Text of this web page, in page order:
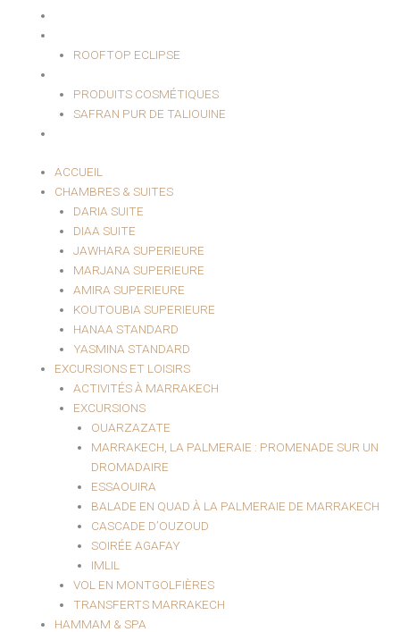
ROOFTOP ECLIPSE
PRODUITS COSMÉTIQUES
SAFRAN PUR DE TALIOUINE
ACCUEIL
CHAMBRES & SUITES
DARIA SUITE
DIAA SUITE
JAWHARA SUPERIEURE
MARJANA SUPERIEURE
AMIRA SUPERIEURE
KOUTOUBIA SUPERIEURE
HANAA STANDARD
YASMINA STANDARD
EXCURSIONS ET LOISIRS
ACTIVITÉS À MARRAKECH
EXCURSIONS
OUARZAZATE
MARRAKECH, LA PALMERAIE : PROMENADE SUR UN
DROMADAIRE
ESSAOUIRA
BALADE EN QUAD À LA PALMERAIE DE MARRAKECH
CASCADE D’OUZOUD
SOIRÉE AGAFAY
IMLIL
VOL EN MONTGOLFIÈRES
TRANSFERTS MARRAKECH
HAMMAM & SPA